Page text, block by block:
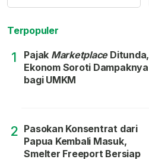
Terpopuler
1 Pajak MarketplaceDitunda,
Ekonom Soroti Dampaknya
bagi UMKM
2 Pasokan Konsentrat dari
Papua Kembali Masuk,
Smelter Freeport Bersiap